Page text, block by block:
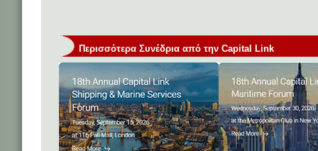
Περισσότερα Συνέδρια από την Capital Link